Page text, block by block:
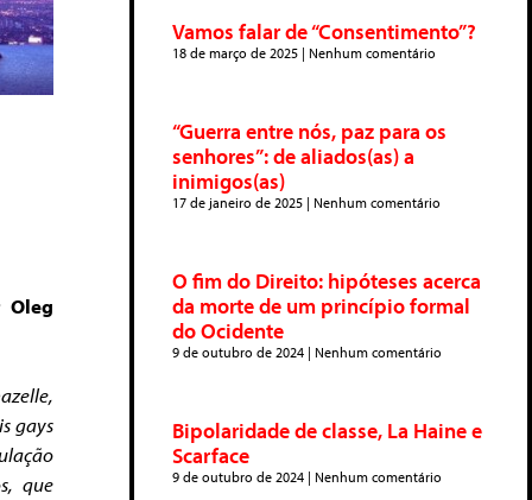
gays
que
Vamos falar de “Consentimento”?
18 de março de 2025 Nenhum comentário
“Guerra entre nós, paz para os
senhores”: de aliados(as) a
inimigos(as)
17 de janeiro de 2025 Nenhum comentário
O fim do Direito: hipóteses acerca
da morte de um princípio formal
do Ocidente
9 de outubro de 2024 Nenhum comentário
Bipolaridade de classe, La Haine e
Scarface
9 de outubro de 2024 Nenhum comentário